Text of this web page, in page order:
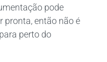
pode
pronta, então não é
perto do